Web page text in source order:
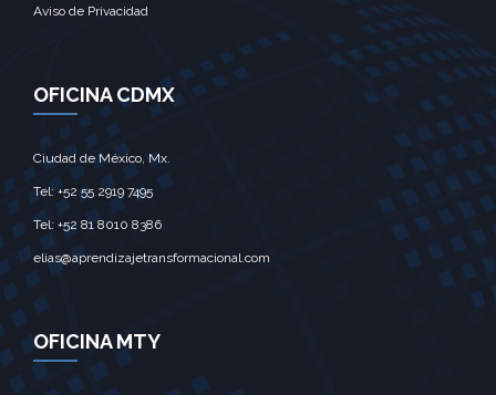
Aviso de Privacidad
OFICINA CDMX
Ciudad de México, Mx.‎
Tel: +52 55 2919 7495‎
Tel: +52 81 8010 8386
elias@aprendizajetransformacional.com
OFICINA MTY